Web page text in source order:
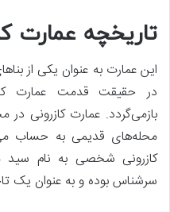
تاریخچه عمارت
این عمارت به عنوان یکی از
در حقیقت قدمت عمارت
بازمی‌گردد. عمارت کازرونی در
محله‌های قدیمی به حساب
کازرونی شخصی به نام سید
سرشناس بوده و به عنوان یک